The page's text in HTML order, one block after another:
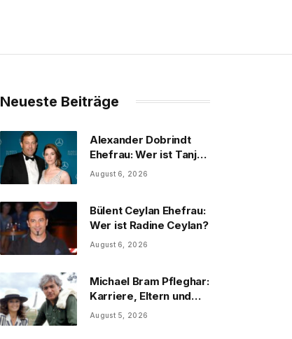
Neueste Beiträge
Alexander Dobrindt
Ehefrau: Wer ist Tanja
Käser?
August 6, 2026
Bülent Ceylan Ehefrau:
Wer ist Radine Ceylan?
August 6, 2026
Michael Bram Pfleghar:
Karriere, Eltern und
Filme
August 5, 2026